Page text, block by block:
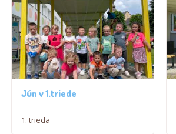
Jún v 1.triede
1. trieda